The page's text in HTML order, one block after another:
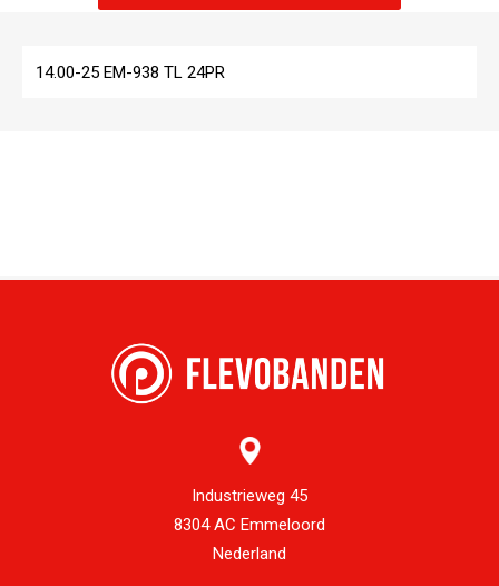
14.00-25 EM-938 TL 24PR
Industrieweg 45
8304 AC Emmeloord
Nederland